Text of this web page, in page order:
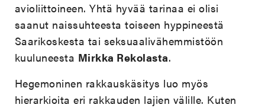
avioliittoineen. Yhtä hyvää tarinaa ei olisi
saanut naissuhteesta toiseen hyppineestä
Saarikoskesta tai seksuaalivähemmistöön
kuuluneesta Mirkka Rekolasta.
Hegemoninen rakkauskäsitys luo myös
hierarkioita eri rakkauden lajien välille. Kuten